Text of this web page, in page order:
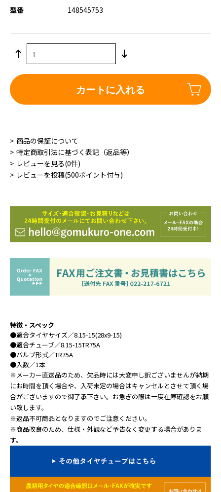
型番 148545753
カートに入れる
商品の保証について
特定商取引法に基づく表記（返品等）
レビューを見る(0件)
レビューを投稿(500ポイント付与)
特徴・スペック
●適合タイヤサイズ／8.15-15(28x9-15)
●適合チューブ／8.15-15TR75A
●バルブ形式／TR75A
●入数／1本
※メーカー直送品のため、欠品時には大変申し訳ございませんが納期
にお時間を頂く場合や、入荷未定の場合はキャンセルとさせて頂く場
合がございますので御了承下さい。お急ぎの際は一度在庫確認をお願
い致します。
※返品不可商品となりますのでご注意ください。
※商品改良のため、仕様・外観など予告なく変更する場合がありま
す。